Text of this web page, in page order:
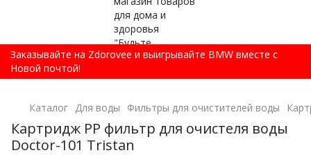
Заказывайте на Zdorovee и выигрывайте BMW вместе с
Новой почтой!
Каталог Для воды Фильтры для очистителей воды
Картридж PP фильтр для очистеля воды
Doctor-101 Tristan